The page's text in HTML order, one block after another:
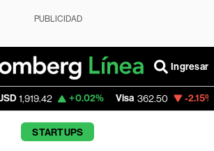
PUBLICIDAD
Ingresar
+0.02% Visa 362.50 -2.15%
STARTUPS